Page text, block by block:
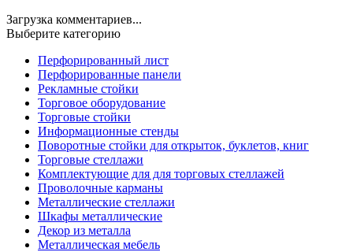
Загрузка комментариев...
Выберите категорию
Перфорированный лист
Перфорированные панели
Рекламные стойки
Торговое оборудование
Торговые стойки
Информационные стенды
Поворотные стойки для открыток, буклетов, книг
Торговые стеллажи
Комплектующие для для торговых стеллажей
Проволочные карманы
Металлические стеллажи
Шкафы металлические
Декор из металла
Металлическая мебель